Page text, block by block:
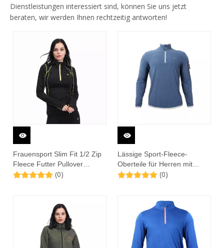
Dienstleistungen interessiert sind, können Sie uns jetzt
beraten, wir werden Ihnen rechtzeitig antworten!
Frauensport Slim Fit 1/2 Zip
Fleece Futter Pullover
Thermal Top (0)
Lässige Sport-Fleece-
Oberteile für Herren mit
halbem Reißverschluss und
(0)